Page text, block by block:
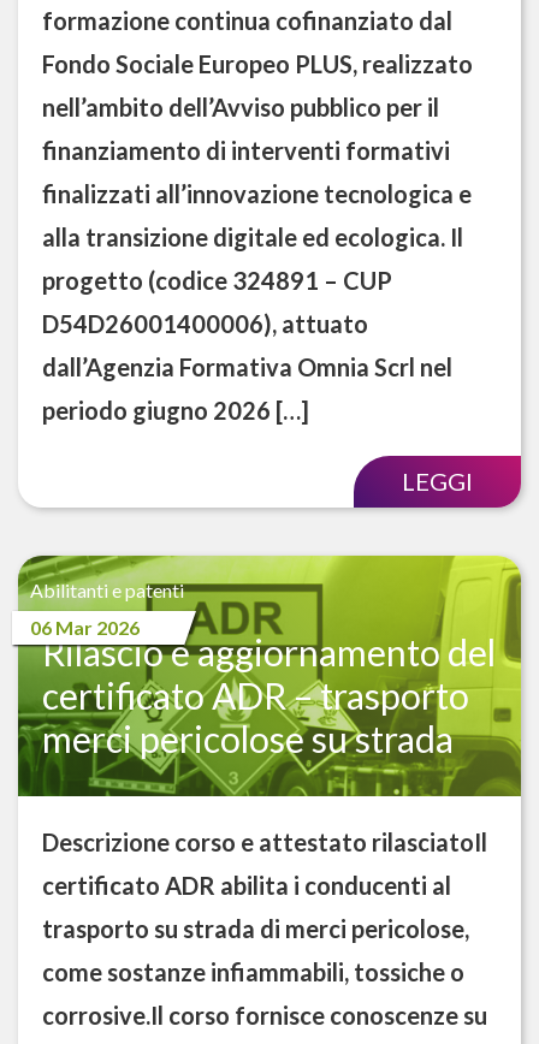
formazione continua cofinanziato dal
Fondo Sociale Europeo PLUS, realizzato
nell’ambito dell’Avviso pubblico per il
finanziamento di interventi formativi
finalizzati all’innovazione tecnologica e
alla transizione digitale ed ecologica. Il
progetto (codice 324891 – CUP
D54D26001400006), attuato
dall’Agenzia Formativa Omnia Scrl nel
periodo giugno 2026 […]
LEGGI
Abilitanti e patenti
06 Mar 2026
Rilascio e aggiornamento del
certificato ADR – trasporto
merci pericolose su strada
Descrizione corso e attestato rilasciatoIl
certificato ADR abilita i conducenti al
trasporto su strada di merci pericolose,
come sostanze infiammabili, tossiche o
corrosive.Il corso fornisce conoscenze su